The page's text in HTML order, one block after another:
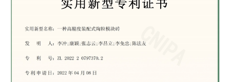
新闻中心